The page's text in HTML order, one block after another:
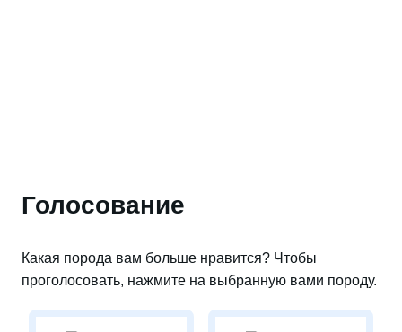
Голосование
Какая порода вам больше нравится? Чтобы
проголосовать, нажмите на выбранную вами породу.